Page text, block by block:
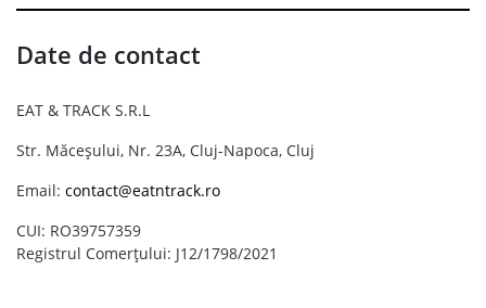
Date de contact
EAT & TRACK S.R.L
Str. Măceșului, Nr. 23A, Cluj-Napoca, Cluj
Email: contact@eatntrack.ro
CUI: RO39757359
Registrul Comerțului: J12/1798/2021